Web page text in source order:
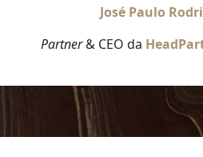
José Paulo
Partner& CEO da